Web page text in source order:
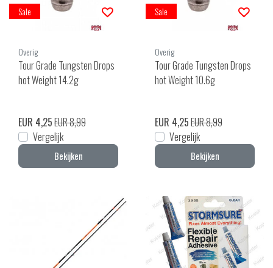
Sale
Overig
Tour Grade Tungsten Drops
hot Weight 14.2g
EUR 4,25EUR 8,99
Vergelijk
Bekijken
Sale
Overig
Tour Grade Tungsten Drops
hot Weight 10.6g
EUR 4,25EUR 8,99
Vergelijk
Bekijken